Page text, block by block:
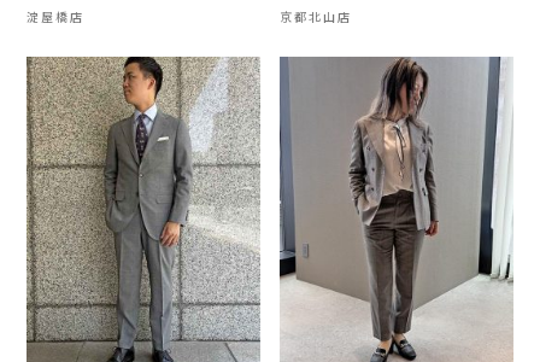
淀屋橋店 京都北山店